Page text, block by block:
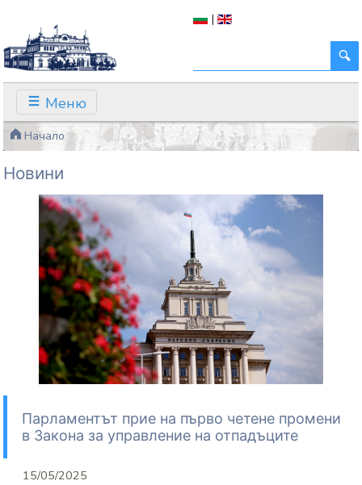
|
Меню
Начало
Новини
Парламентът прие на първо четене промени
в Закона за управление на отпадъците
15/05/2025